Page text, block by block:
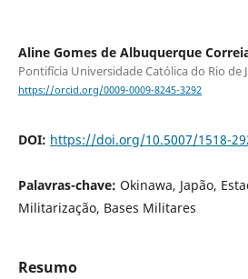
Aline Gomes de Albuquerque
Pontifícia Universidade Católica do Rio de
https://orcid.org/0009-0009-8245-3292
DOI: https://doi.org/10.5007/1518-
Palavras-chave: Okinawa, Japão,
Militarização, Bases Militares
Resumo